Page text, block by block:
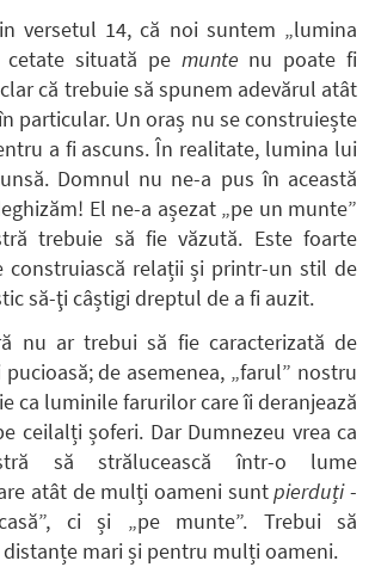
versetul 14, că noi suntem „lumina
situată pe munte nu poate fi
că trebuie să spunem adevărul atât
particular. Un oraș nu se construiește
a fi ascuns. În realitate, lumina lui
Domnul nu ne-a pus în această
El ne-a așezat „pe un munte”
trebuie să fie văzută. Este foarte
construiască relații și printr-un stil de
să-ţi câștigi dreptul de a fi auzit.
nu ar trebui să fie caracterizată de
de asemenea, „farul” nostru
ca luminile farurilor care îi deranjează
ceilalți șoferi. Dar Dumnezeu vrea ca
să strălucească într-o lume
atât de mulți oameni suntpierduți-
ci și „pe munte”. Trebui să
mari și pentru mulți oameni.